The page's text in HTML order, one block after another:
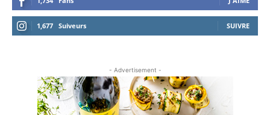
1,677 Suiveurs SUIVRE
- Advertisement -